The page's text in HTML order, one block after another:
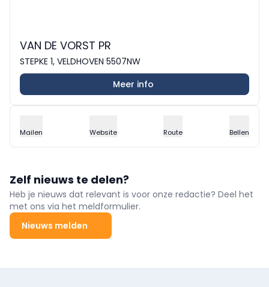
VAN DE VORST PR
STEPKE 1, VELDHOVEN 5507NW
Meer info
Mailen Website Route Bellen
Zelf nieuws te delen?
Heb je nieuws dat relevant is voor onze redactie? Deel het
met ons via het meldformulier.
Nieuws melden